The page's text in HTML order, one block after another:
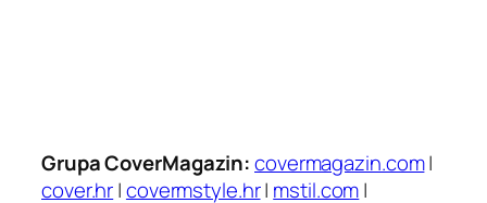
Grupa CoverMagazin:covermagazin.com|
cover.hr|covermstyle.hr| mstil.com|